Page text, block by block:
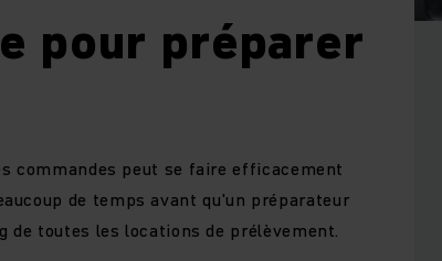
pour préparer
commandes peut se faire efficacement
de temps avant qu'un préparateur
de toutes les locations de prélèvement.